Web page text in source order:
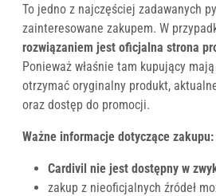
To jedno z najczęściej zadawanych
zainteresowane zakupem. W
rozwiązaniem jest oficjalna strona
Ponieważ właśnie tam kupujący
otrzymać oryginalny produkt,
oraz dostęp do promocji.
Ważne informacje dotyczące zakupu:
Cardivil nie jest dostępny w
zakup z nieoficjalnych źródeł